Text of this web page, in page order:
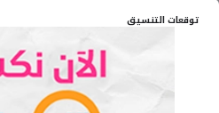
توقعات التنسيق